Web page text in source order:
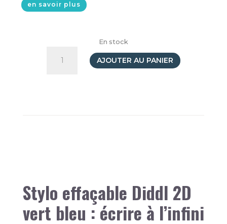
en savoir plus
En stock
AJOUTER AU PANIER
Stylo effaçable Diddl 2D
vert bleu : écrire à l’infini